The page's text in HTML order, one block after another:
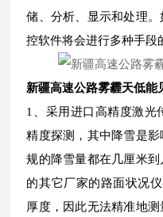
储、分析、显示和处理
控软件将会进行多种手段
新疆高速公路雾霾天低能
1、采用进口高精度激光
精度探测，其中降雪是
规的降雪量都在几厘米
的其它厂家的路面状况
厚度，因此无法精准地